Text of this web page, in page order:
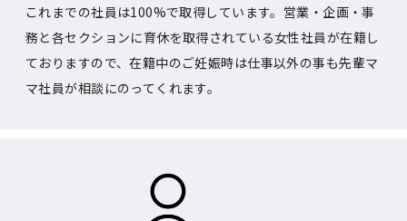
これまでの社員は100%で取得しています。営業・企画・事
務と各セクションに育休を取得されている女性社員が在籍し
ておりますので、在籍中のご妊娠時は仕事以外の事も先輩マ
マ社員が相談にのってくれます。